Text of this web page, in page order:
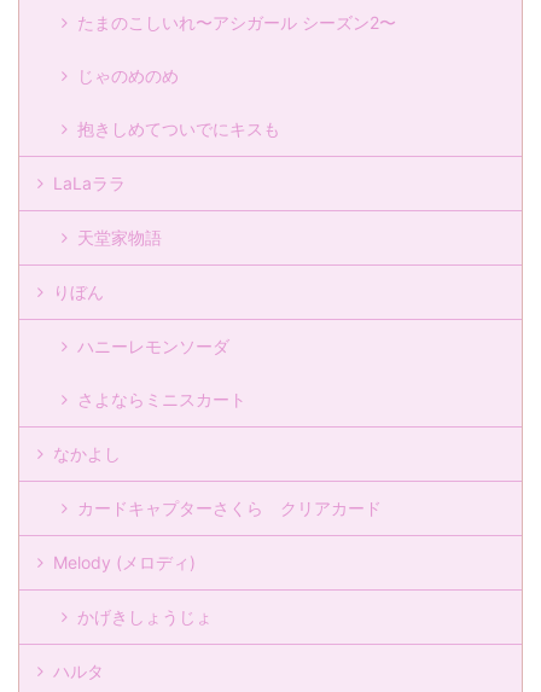
たまのこしいれ〜アシガール シーズン2〜
じゃのめのめ
抱きしめてついでにキスも
LaLaララ
天堂家物語
りぼん
ハニーレモンソーダ
さよならミニスカート
なかよし
カードキャプターさくら クリアカード
Melody (メロディ)
かげきしょうじょ
ハルタ